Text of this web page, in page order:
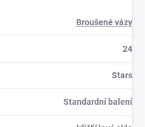
Broušené vázy
24
Stars
Standardní balení